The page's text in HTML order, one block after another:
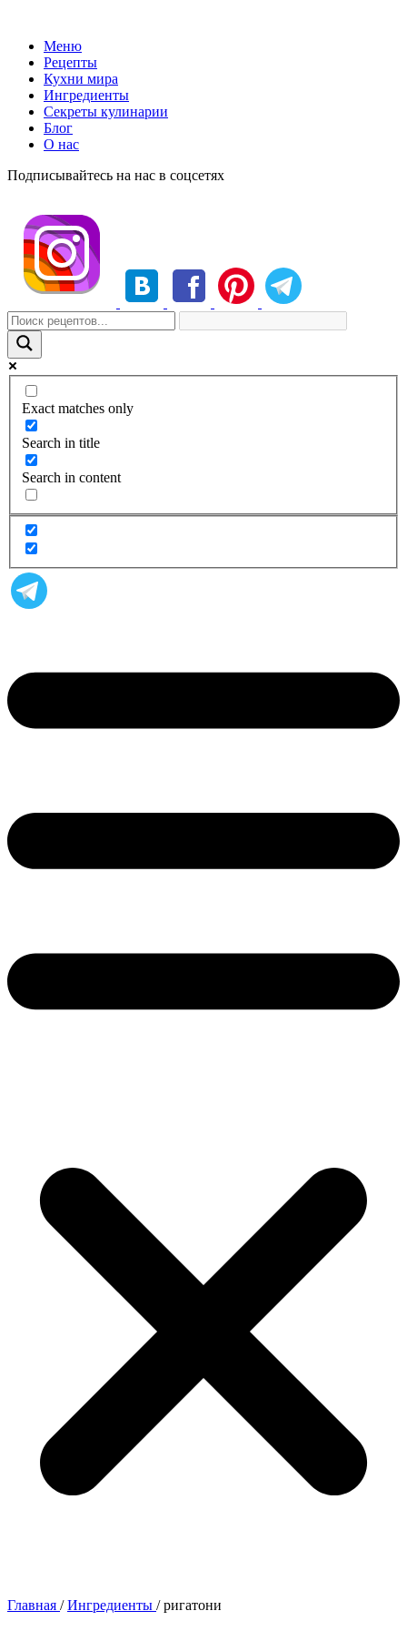
Меню
Рецепты
Кухни мира
Ингредиенты
Секреты кулинарии
Блог
О нас
Подписывайтесь на нас в соцсетях
Exact matches only
Search in title
Search in content
Главная /Ингредиенты /ригатони